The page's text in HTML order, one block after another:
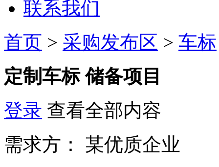
联系我们
首页 > 采购发布区 > 车标
定制车标 储备项目
登录 查看全部内容
需求方：
某优质企业